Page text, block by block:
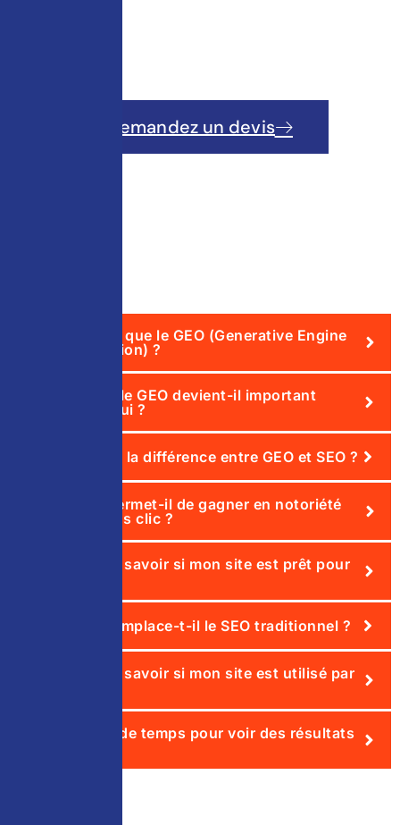
Demandez un devis
Qu’est-ce que le GEO (Generative Engine
Optimization) ?
Pourquoi le GEO devient-il important
aujourd’hui ?
Quelle est la différence entre GEO et SEO ?
Le GEO permet-il de gagner en notoriété
même sans clic ?
Comment savoir si mon site est prêt pour
Le GEO remplace-t-il le SEO traditionnel ?
Comment savoir si mon site est utilisé par
Combien de temps pour voir des résultats